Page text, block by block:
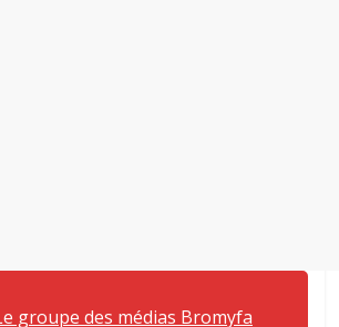
groupe des médias Bromyfa